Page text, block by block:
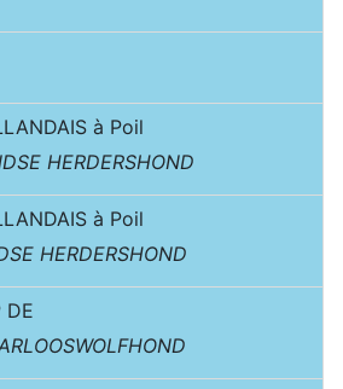
à Poil
HERDERSHOND
à Poil
HERDERSHOND
DE